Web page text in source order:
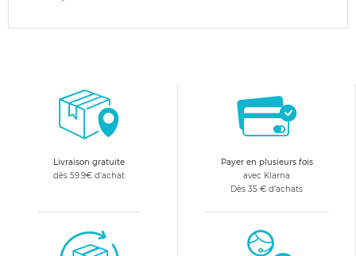
Livraison gratuite
dès 59.9€ d'achat
Payer en plusieurs fois
avec Klarna
Dès 35 € d'achats